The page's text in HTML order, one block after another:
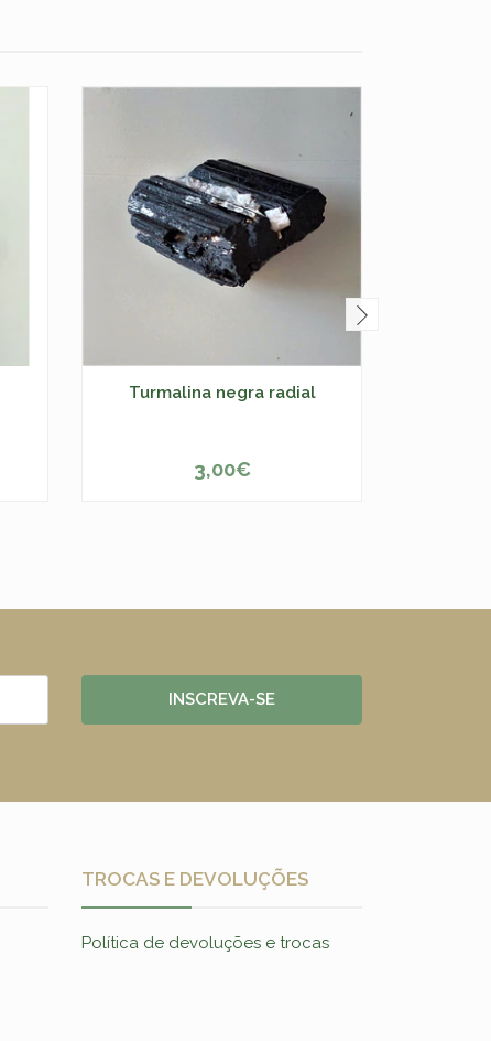
Turmalina negra radial
+
3,00€
INSCREVA-SE
TROCAS E DEVOLUÇÕES
Política de devoluções e trocas